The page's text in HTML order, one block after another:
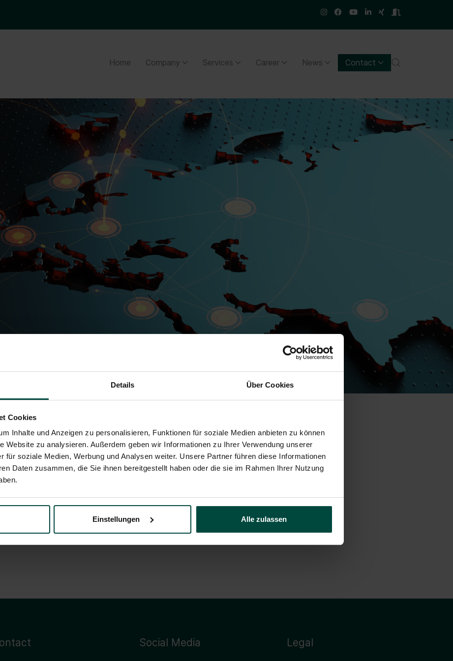
Details Über Cookies
Cookies
Inhalte und Anzeigen zu personalisieren, Funktionen für soziale Medien anbieten zu können
Website zu analysieren. Außerdem geben wir Informationen zu Ihrer Verwendung unserer
für soziale Medien, Werbung und Analysen weiter. Unsere Partner führen diese Informationen
Daten zusammen, die Sie ihnen bereitgestellt haben oder die sie im Rahmen Ihrer Nutzung
Einstellungen Alle zulassen
Home Company Services Career News Contact
Social Media Legal